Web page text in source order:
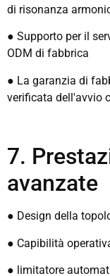
di risonanza
● Supporto per il
ODM di fabbrica
● La garanzia di
verificata dell'avvio
7.
avanzate
● Design della
● Capibilità
● limitatore